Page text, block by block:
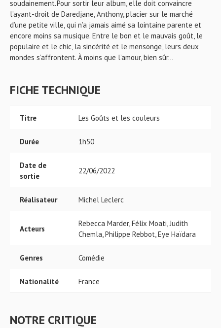
soudainement. Pour sortir leur album, elle doit convaincre
l’ayant-droit de Daredjane, Anthony, placier sur le marché
d’une petite ville, qui n’a jamais aimé sa lointaine parente et
encore moins sa musique. Entre le bon et le mauvais goût, le
populaire et le chic, la sincérité et le mensonge, leurs deux
mondes s’affrontent. À moins que l’amour, bien sûr...
FICHE TECHNIQUE
Titre Les Goûts et les couleurs
Durée 1h50
Date de
sortie
22/06/2022
Réalisateur Michel Leclerc
Acteurs
Rebecca Marder, Félix Moati, Judith
Chemla, Philippe Rebbot, Eye Haïdara
Genres Comédie
Nationalité France
NOTRE CRITIQUE